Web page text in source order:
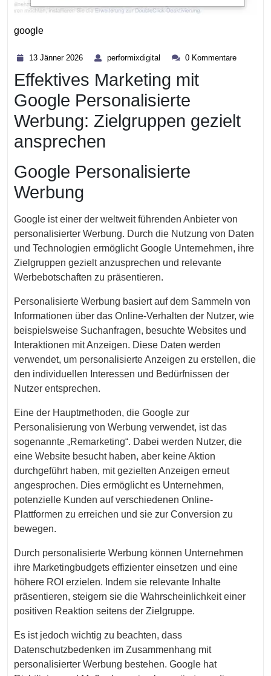
google
13 Jänner 2026
2026
performixdigital performixdigital
0 Kommentare
Effektives Marketing mit
Google Personalisierte
Werbung: Zielgruppen gezielt
ansprechen
Google Personalisierte
Werbung
Google ist einer der weltweit führenden Anbieter von
personalisierter Werbung. Durch die Nutzung von Daten
und Technologien ermöglicht Google Unternehmen, ihre
Zielgruppen gezielt anzusprechen und relevante
Werbebotschaften zu präsentieren.
Personalisierte Werbung basiert auf dem Sammeln von
Informationen über das Online-Verhalten der Nutzer, wie
beispielsweise Suchanfragen, besuchte Websites und
Interaktionen mit Anzeigen. Diese Daten werden
verwendet, um personalisierte Anzeigen zu erstellen, die
den individuellen Interessen und Bedürfnissen der
Nutzer entsprechen.
Eine der Hauptmethoden, die Google zur
Personalisierung von Werbung verwendet, ist das
sogenannte „Remarketing“. Dabei werden Nutzer, die
eine Website besucht haben, aber keine Aktion
durchgeführt haben, mit gezielten Anzeigen erneut
angesprochen. Dies ermöglicht es Unternehmen,
potenzielle Kunden auf verschiedenen Online-
Plattformen zu erreichen und sie zur Conversion zu
bewegen.
Durch personalisierte Werbung können Unternehmen
ihre Marketingbudgets effizienter einsetzen und eine
höhere ROI erzielen. Indem sie relevante Inhalte
präsentieren, steigern sie die Wahrscheinlichkeit einer
positiven Reaktion seitens der Zielgruppe.
Es ist jedoch wichtig zu beachten, dass
Datenschutzbedenken im Zusammenhang mit
personalisierter Werbung bestehen. Google hat